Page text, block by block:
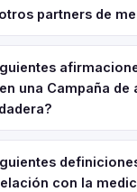
partners de
una Campaña de
con la